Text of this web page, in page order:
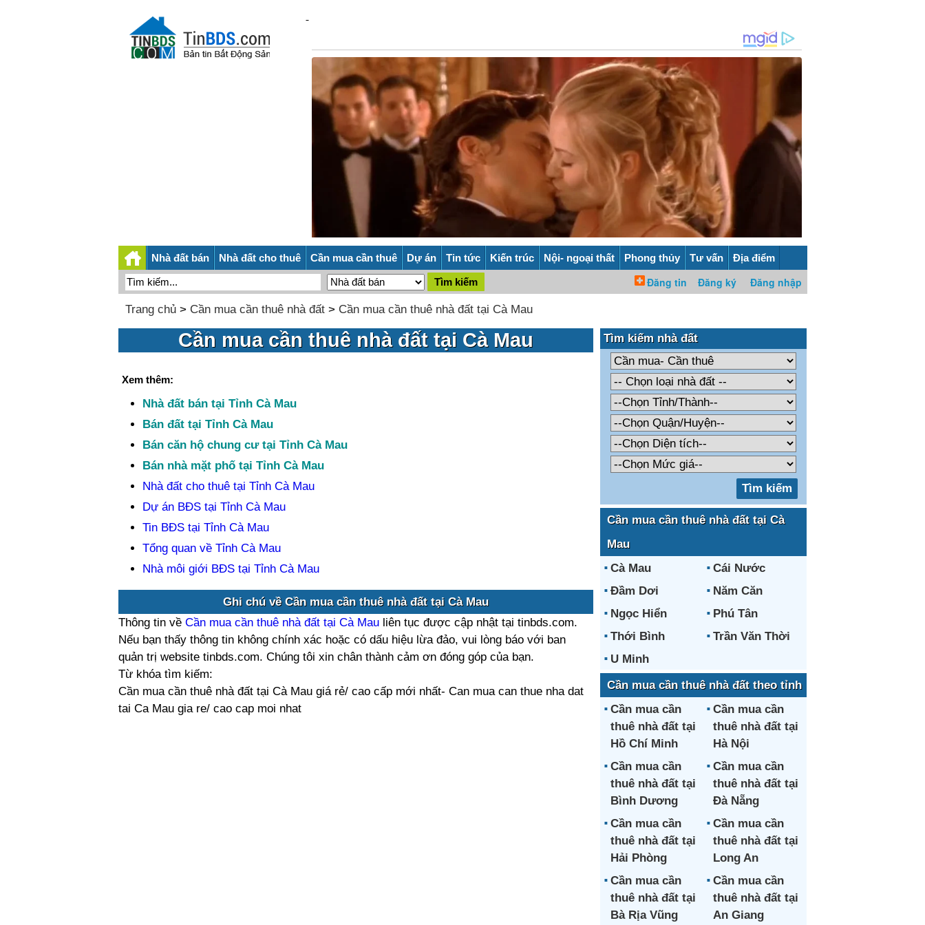
Nhà đất bán Nhà đất cho thuê Cần mua cần thuê Dự án Tin tức Kiến trúc Nội- ngoại thất Phong thủy Tư vấn Địa điểm
Trang chủ> Cần mua cần thuê nhà đất> Cần mua cần thuê nhà đất tại Cà Mau
Cần mua cần thuê nhà đất tại Cà Mau
Xem thêm:
Nhà đất bán tại Tỉnh Cà Mau
Bán đất tại Tỉnh Cà Mau
Bán căn hộ chung cư tại Tỉnh Cà Mau
Bán nhà mặt phố tại Tỉnh Cà Mau
Nhà đất cho thuê tại Tỉnh Cà Mau
Dự án BĐS tại Tỉnh Cà Mau
Tin BĐS tại Tỉnh Cà Mau
Tổng quan về Tỉnh Cà Mau
Nhà môi giới BĐS tại Tỉnh Cà Mau
Ghi chú về Cần mua cần thuê nhà đất tại Cà Mau
Thông tin về Cần mua cần thuê nhà đất tại Cà Mauliên tục được cập nhật tại tinbds.com.
Nếu bạn thấy thông tin không chính xác hoặc có dấu hiệu lừa đảo, vui lòng báo với ban
quản trị website tinbds.com. Chúng tôi xin chân thành cảm ơn đóng góp của bạn.
Từ khóa tìm kiếm:
Cần mua cần thuê nhà đất tại Cà Mau giá rẻ/ cao cấp mới nhất- Can mua can thue nha dat
tai Ca Mau gia re/ cao cap moi nhat
Tìm kiếm nhà đất
Cần mua cần thuê nhà đất tại Cà
Mau
Cà Mau
Cái Nước
Đầm Dơi
Năm Căn
Ngọc Hiển
Phú Tân
Thới Bình
Trần Văn Thời
U Minh
Cần mua cần thuê nhà đất theo tỉnh
Cần mua cần
thuê nhà đất tại
Hồ Chí Minh
Cần mua cần
thuê nhà đất tại
Hà Nội
Cần mua cần
thuê nhà đất tại
Bình Dương
Cần mua cần
thuê nhà đất tại
Đà Nẵng
Cần mua cần
thuê nhà đất tại
Hải Phòng
Cần mua cần
thuê nhà đất tại
Long An
Cần mua cần
thuê nhà đất tại
Bà Rịa Vũng
Cần mua cần
thuê nhà đất tại
An Giang